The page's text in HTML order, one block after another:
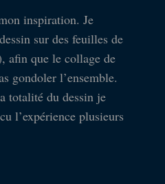
inspiration. Je
sur des feuilles de
afin que le collage de
gondoler l’ensemble.
totalité du dessin je
l’expérience plusieurs